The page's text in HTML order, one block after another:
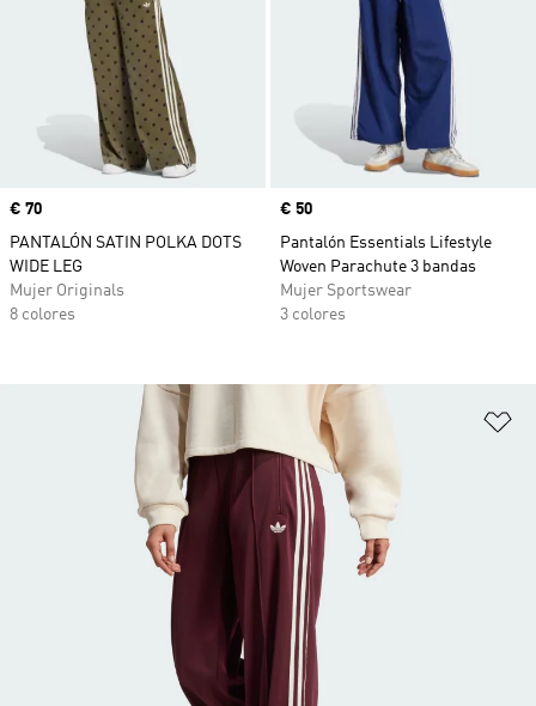
Precio
€ 70
PANTALÓN SATIN POLKA DOTS
WIDE LEG
Mujer Originals
8 colores
Precio
€ 50
Pantalón Essentials Lifestyle
Woven Parachute 3 bandas
Mujer Sportswear
3 colores